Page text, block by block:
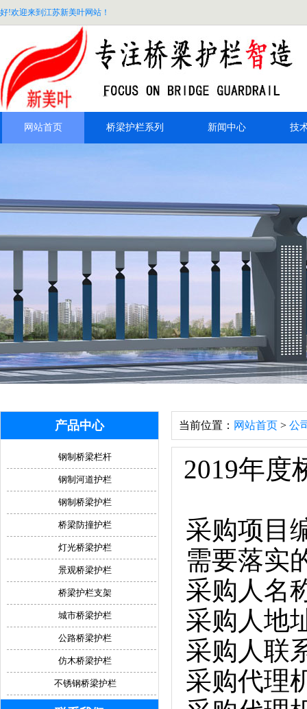
好!欢迎来到江苏新美叶网站！
网站首页 桥梁护栏系列 新闻中心 技
当前位置： 网站首页 > 公
2019年度
采购项目
需要落实
采购人名
采购人地
采购人联
采购代理
产品中心
钢制桥梁栏杆
钢制河道护栏
钢制桥梁护栏
桥梁防撞护栏
灯光桥梁护栏
景观桥梁护栏
桥梁护栏支架
城市桥梁护栏
公路桥梁护栏
仿木桥梁护栏
不锈钢桥梁护栏